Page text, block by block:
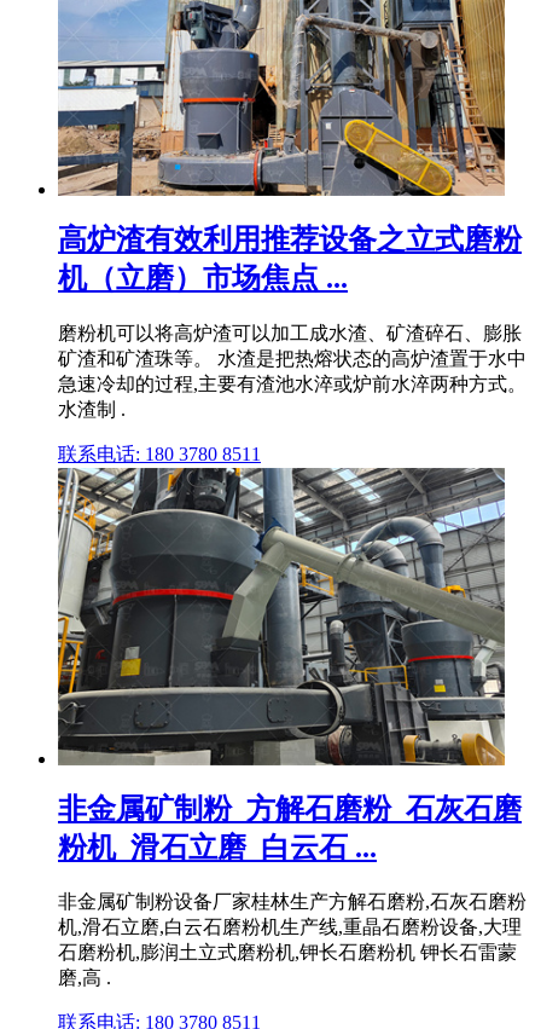
高炉渣有效利用推荐设备之立式磨粉
机（立磨）市场焦点 ...
磨粉机可以将高炉渣可以加工成水渣、矿渣碎石、膨胀
矿渣和矿渣珠等。 水渣是把热熔状态的高炉渣置于水中
急速冷却的过程,主要有渣池水淬或炉前水淬两种方式。
水渣制 .
联系电话: 180 3780 8511
非金属矿制粉_方解石磨粉_石灰石磨
粉机_滑石立磨_白云石 ...
非金属矿制粉设备厂家桂林生产方解石磨粉,石灰石磨粉
机,滑石立磨,白云石磨粉机生产线,重晶石磨粉设备,大理
石磨粉机,膨润土立式磨粉机,钾长石磨粉机 钾长石雷蒙
磨,高 .
联系电话: 180 3780 8511